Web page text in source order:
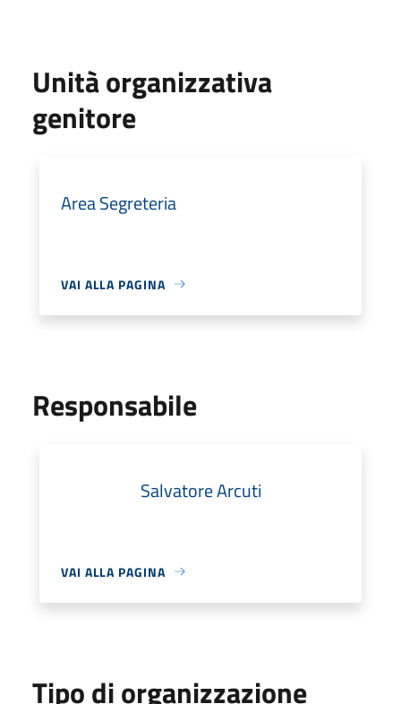
Unità organizzativa
genitore
Area Segreteria
VAI ALLA PAGINA
Responsabile
Salvatore Arcuti
VAI ALLA PAGINA
Tipo di organizzazione